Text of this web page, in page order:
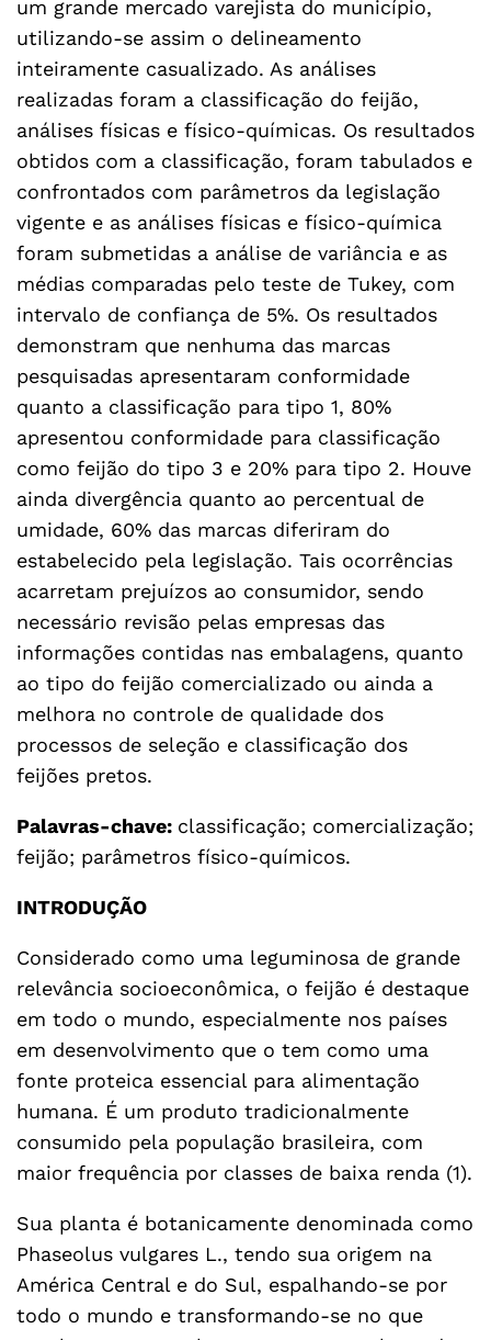
um grande mercado varejista do município,
utilizando-se assim o delineamento
inteiramente casualizado. As análises
realizadas foram a classificação do feijão,
análises físicas e físico-químicas. Os resultados
obtidos com a classificação, foram tabulados e
confrontados com parâmetros da legislação
vigente e as análises físicas e físico-química
foram submetidas a análise de variância e as
médias comparadas pelo teste de Tukey, com
intervalo de confiança de 5%. Os resultados
demonstram que nenhuma das marcas
pesquisadas apresentaram conformidade
quanto a classificação para tipo 1, 80%
apresentou conformidade para classificação
como feijão do tipo 3 e 20% para tipo 2. Houve
ainda divergência quanto ao percentual de
umidade, 60% das marcas diferiram do
estabelecido pela legislação. Tais ocorrências
acarretam prejuízos ao consumidor, sendo
necessário revisão pelas empresas das
informações contidas nas embalagens, quanto
ao tipo do feijão comercializado ou ainda a
melhora no controle de qualidade dos
processos de seleção e classificação dos
feijões pretos.
Palavras-chave: classificação; comercialização;
feijão; parâmetros físico-químicos.
INTRODUÇÃO
Considerado como uma leguminosa de grande
relevância socioeconômica, o feijão é destaque
em todo o mundo, especialmente nos países
em desenvolvimento que o tem como uma
fonte proteica essencial para alimentação
humana. É um produto tradicionalmente
consumido pela população brasileira, com
maior frequência por classes de baixa renda (1).
Sua planta é botanicamente denominada como
Phaseolus vulgares L., tendo sua origem na
América Central e do Sul, espalhando-se por
todo o mundo e transformando-se no que